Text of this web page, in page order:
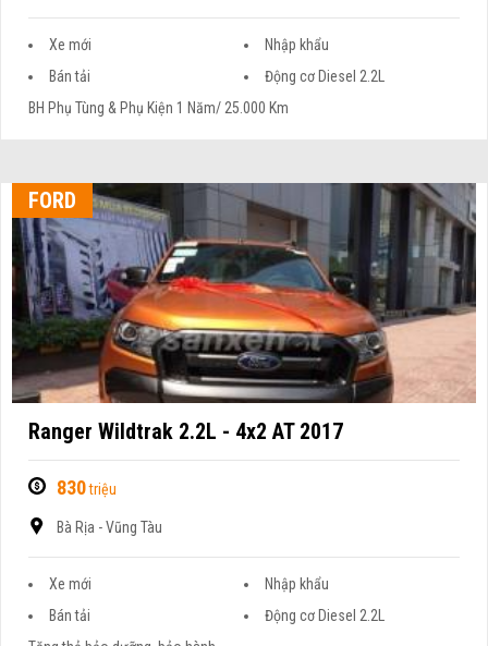
Xe mới
Nhập khẩu
Bán tải
Động cơ Diesel 2.2L
BH Phụ Tùng & Phụ Kiện 1 Năm/ 25.000 Km
FORD
Ranger Wildtrak 2.2L - 4x2 AT 2017
830triệu
Bà Rịa - Vũng Tàu
Xe mới
Nhập khẩu
Bán tải
Động cơ Diesel 2.2L